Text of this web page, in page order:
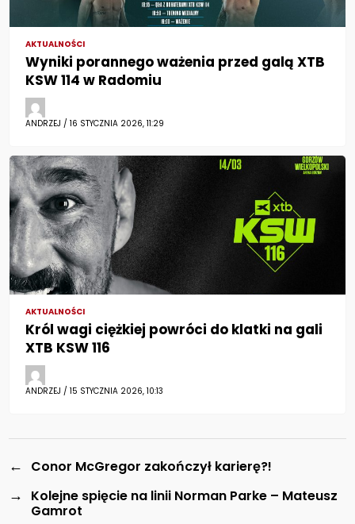
AKTUALNOŚCI
Wyniki porannego ważenia przed galą XTB
KSW 114 w Radomiu
ANDRZEJ / 16 STYCZNIA 2026, 11:29
AKTUALNOŚCI
Król wagi ciężkiej powróci do klatki na gali
XTB KSW 116
ANDRZEJ / 15 STYCZNIA 2026, 10:13
← Conor McGregor zakończył karierę?!
→
Kolejne spięcie na linii Norman Parke – Mateusz
Gamrot